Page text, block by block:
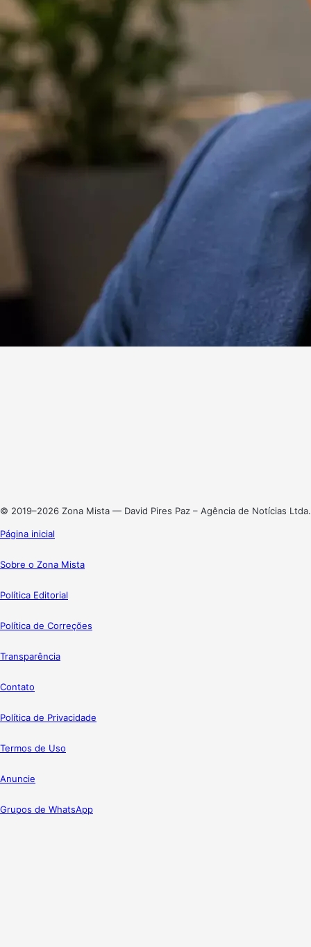
© 2019–2026 Zona Mista — David Pires Paz – Agência de Notícias Ltda.
Página inicial
Sobre o Zona Mista
Política Editorial
Política de Correções
Transparência
Contato
Política de Privacidade
Termos de Uso
Anuncie
Grupos de WhatsApp